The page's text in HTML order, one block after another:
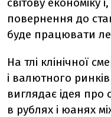
повернення до
буде працювати
На тлі клінічної
і валютного
виглядає ідея про
в рублях і юанях